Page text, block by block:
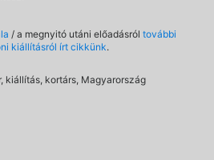
/ a megnyitó utáni előadásról további
kiállításról írt cikkünk.
kiállítás, kortárs, Magyarország